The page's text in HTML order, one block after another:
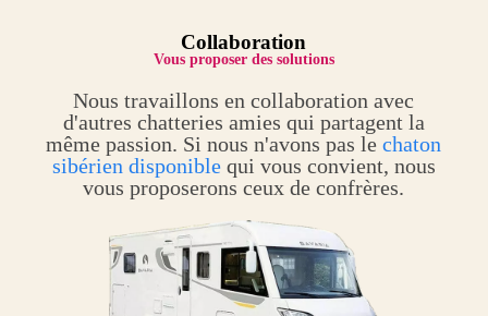
Collaboration
Vous proposer des solutions
Nous travaillons en collaboration avec
d'autres chatteries amies qui partagent la
même passion. Si nous n'avons pas lechaton
sibérien disponiblequi vous convient, nous
vous proposerons ceux de confrères.